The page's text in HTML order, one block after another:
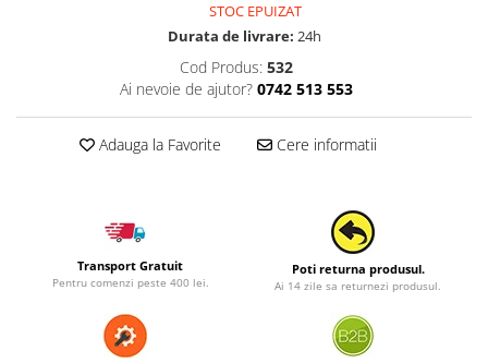
STOC EPUIZAT
Durata de livrare: 24h
Cod Produs: 532
Ai nevoie de ajutor? 0742 513 553
Adauga la Favorite Cere informatii
Transport Gratuit
Pentru comenzi peste 400 lei.
Poti returna produsul.
Ai 14 zile sa returnezi produsul.